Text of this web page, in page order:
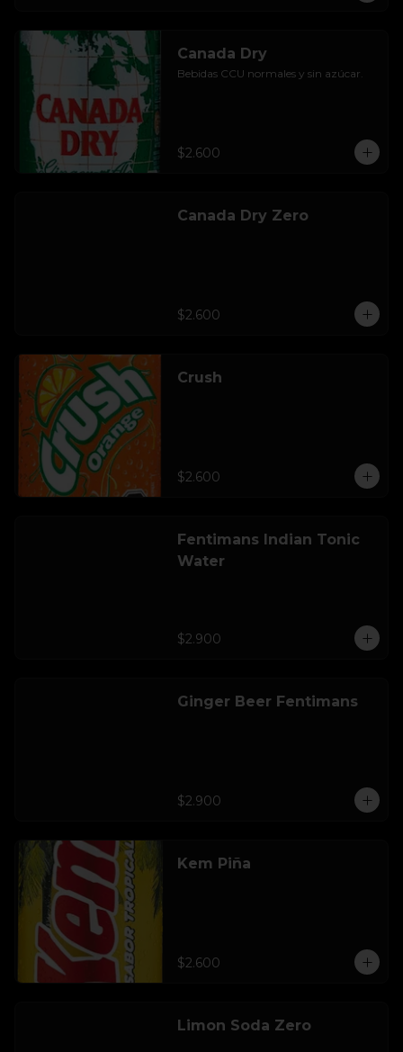
Canada Dry
Bebidas CCU normales y sin azúcar.
$2.600
Canada Dry Zero
$2.600
Crush
$2.600
Fentimans Indian Tonic
Water
$2.900
Ginger Beer Fentimans
$2.900
Kem Piña
$2.600
Limon Soda Zero